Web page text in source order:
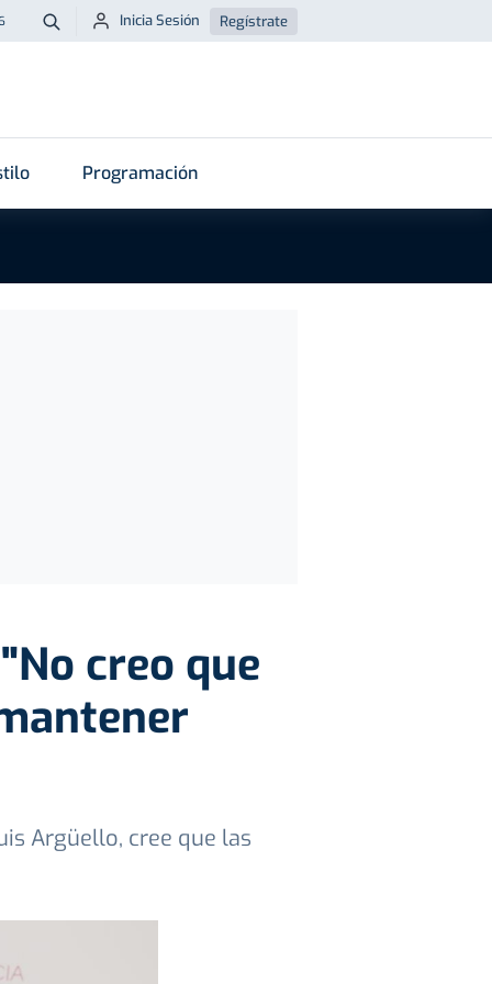
Buscar
Inicia Sesión Regístrate
Programación
creo que
Argüello, cree que las